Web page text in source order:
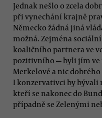
Jednak nešlo o zcela
při vynechání krajně
Německo žádná jiná
možná. Zejména
koaličního partnera ve
pozitivního — byli jím ve
Merkelové a nic
I konzervativci by bývali
kteří se nakonec do
případně se Zelenými